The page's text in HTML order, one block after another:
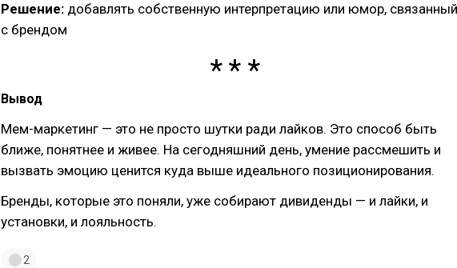
Решение: добавлять собственную интерпретацию или юмор, связанный
с брендом
Вывод
Мем-маркетинг — это не просто шутки ради лайков. Это способ быть
ближе, понятнее и живее. На сегодняшний день, умение рассмешить и
вызвать эмоцию ценится куда выше идеального позиционирования.
Бренды, которые это поняли, уже собирают дивиденды — и лайки, и
установки, и лояльность.
2